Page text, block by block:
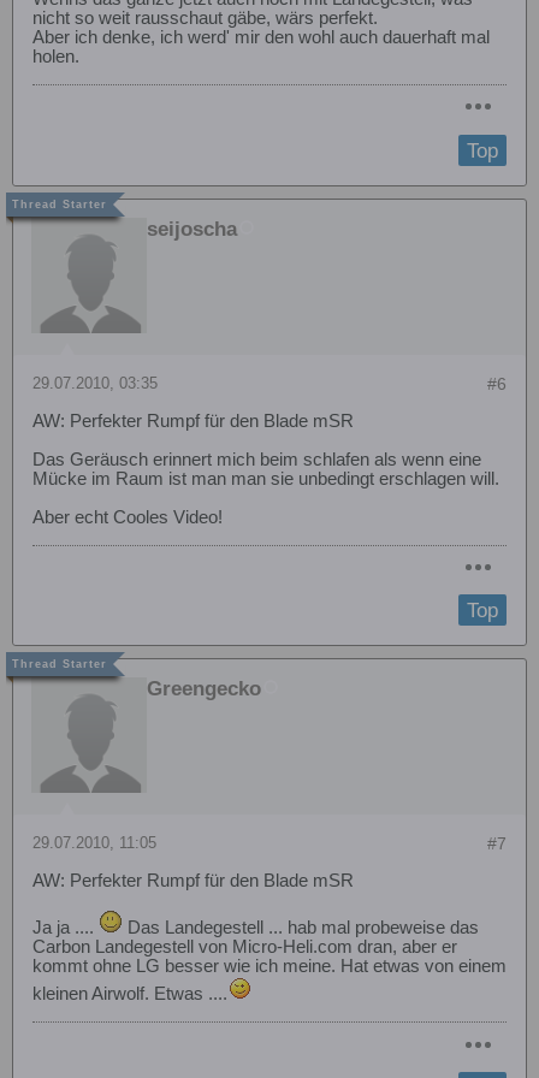
nicht so weit rausschaut gäbe, wärs perfekt.
Aber ich denke, ich werd' mir den wohl auch dauerhaft mal
holen.
Top
seijoscha
#6
29.07.2010, 03:35
AW: Perfekter Rumpf für den Blade mSR
Das Geräusch erinnert mich beim schlafen als wenn eine
Mücke im Raum ist man man sie unbedingt erschlagen will.
Aber echt Cooles Video!
Top
Greengecko
#7
29.07.2010, 11:05
AW: Perfekter Rumpf für den Blade mSR
Ja ja ....
Das Landegestell ... hab mal probeweise das
Carbon Landegestell von Micro-Heli.com dran, aber er
kommt ohne LG besser wie ich meine. Hat etwas von einem
kleinen Airwolf. Etwas ....